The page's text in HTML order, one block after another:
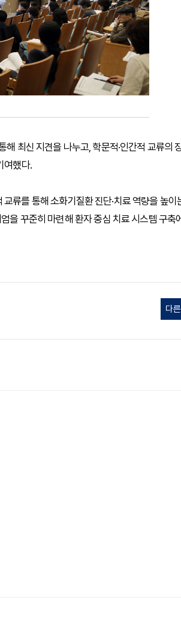
최신 지견을 나누고, 학문적·인간적 교류의
여했다.
류를 통해 소화기질환 진단·치료 역량을 높이
을 꾸준히 마련해 환자 중심 치료 시스템 구축에
다